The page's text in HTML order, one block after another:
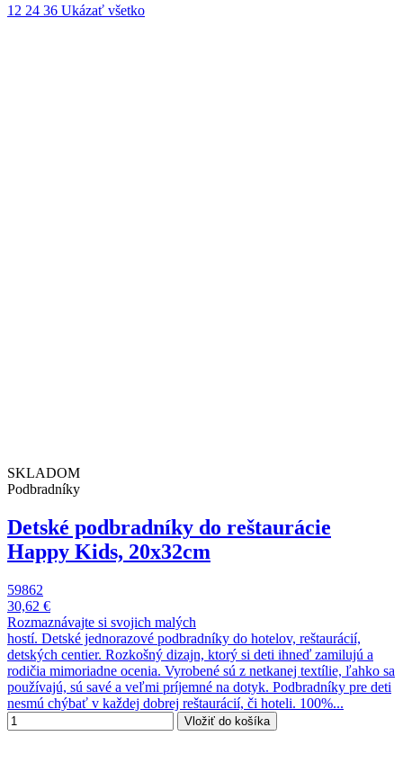
12 24 36 Ukázať všetko
SKLADOM
Podbradníky
Detské podbradníky do reštaurácie
Happy Kids, 20x32cm
59862
30,62 €
Rozmaznávajte si svojich malých
hostí. Detské jednorazové podbradníky do hotelov, reštaurácií,
detských centier. Rozkošný dizajn, ktorý si deti ihneď zamilujú a
rodičia mimoriadne ocenia. Vyrobené sú z netkanej textílie, ľahko sa
používajú, sú savé a veľmi príjemné na dotyk. Podbradníky pre deti
nesmú chýbať v každej dobrej reštaurácií, či hoteli. 100%...
Vložiť do košíka